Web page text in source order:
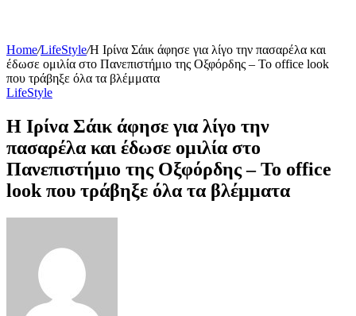
Home/LifeStyle/Η Ιρίνα Σάικ άφησε για λίγο την πασαρέλα και
έδωσε ομιλία στο Πανεπιστήμιο της Οξφόρδης – Το office look
που τράβηξε όλα τα βλέμματα
LifeStyle
Η Ιρίνα Σάικ άφησε για λίγο την
πασαρέλα και έδωσε ομιλία στο
Πανεπιστήμιο της Οξφόρδης – Το office
look που τράβηξε όλα τα βλέμματα